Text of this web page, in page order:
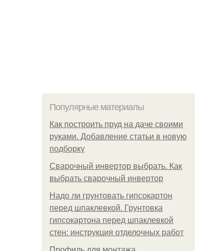
Популярные материалы
Как построить пруд на даче своими
руками. Добавление статьи в новую
подборку
Сварочный инвертор выбрать. Как
выбрать сварочный инвертор
Надо ли грунтовать гипсокартон
перед шпаклевкой. Грунтовка
гипсокартона перед шпаклевкой
стен: инструкция отделочных работ